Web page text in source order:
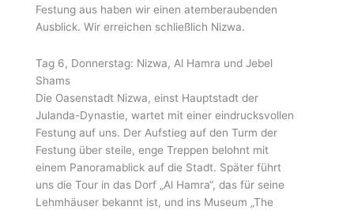
Festung aus haben wir einen atemberaubenden
Ausblick. Wir erreichen schließlich Nizwa.
Tag 6, Donnerstag: Nizwa, Al Hamra und Jebel
Shams
Die Oasenstadt Nizwa, einst Hauptstadt der
Julanda-Dynastie, wartet mit einer eindrucksvollen
Festung auf uns. Der Aufstieg auf den Turm der
Festung über steile, enge Treppen belohnt mit
einem Panoramablick auf die Stadt. Später führt
uns die Tour in das Dorf „Al Hamra“, das für seine
Lehmhäuser bekannt ist, und ins Museum „The